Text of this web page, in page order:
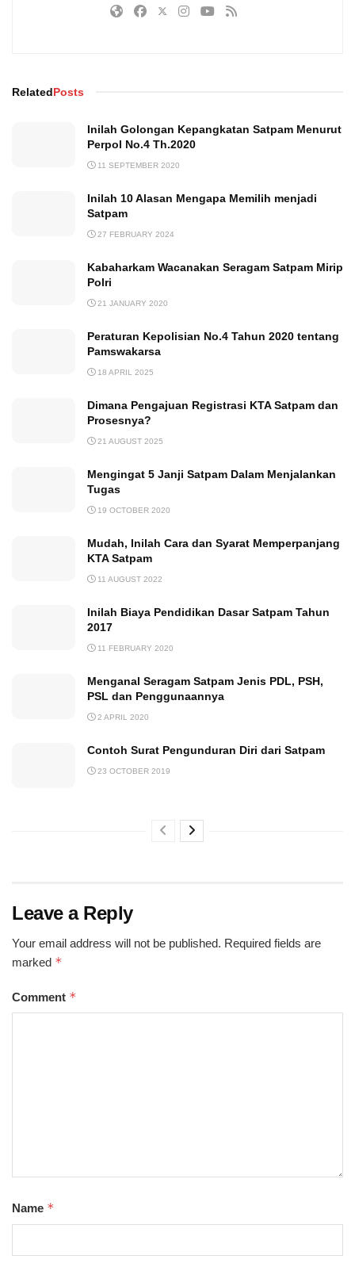
RelatedPosts
Inilah Golongan Kepangkatan Satpam Menurut
Perpol No.4 Th.2020
11 SEPTEMBER 2020
Inilah 10 Alasan Mengapa Memilih menjadi
Satpam
27 FEBRUARY 2024
Kabaharkam Wacanakan Seragam Satpam Mirip
Polri
21 JANUARY 2020
Peraturan Kepolisian No.4 Tahun 2020 tentang
Pamswakarsa
18 APRIL 2025
Dimana Pengajuan Registrasi KTA Satpam dan
Prosesnya?
21 AUGUST 2025
Mengingat 5 Janji Satpam Dalam Menjalankan
Tugas
19 OCTOBER 2020
Mudah, Inilah Cara dan Syarat Memperpanjang
KTA Satpam
11 AUGUST 2022
Inilah Biaya Pendidikan Dasar Satpam Tahun
2017
11 FEBRUARY 2020
Menganal Seragam Satpam Jenis PDL, PSH,
PSL dan Penggunaannya
2 APRIL 2020
Contoh Surat Pengunduran Diri dari Satpam
23 OCTOBER 2019
Leave a Reply
Your email address will not be published. Required fields are
marked *
Comment *
Name *